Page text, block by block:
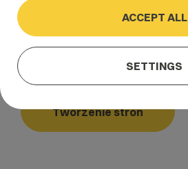
Home
Grafika wektorowa
Tworzenie stron
ACCEPT ALL
SETTINGS